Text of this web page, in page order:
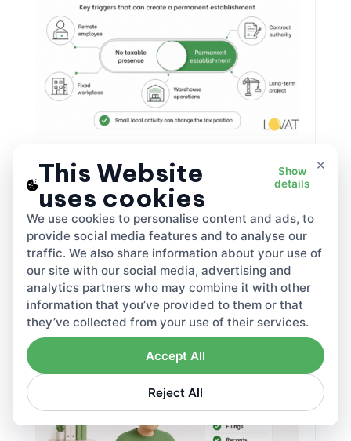
Lovat·Jul 28, 2026· 1588
Explicación de las leyes sobre
facilitadores de mercado para
vendedores de Amazon, Etsy y eBay
Mercados Share this
×
This Website
uses cookies
Show
details
We use cookies to personalise content and ads, to
provide social media features and to analyse our
traffic. We also share information about your use of
our site with our social media, advertising and
analytics partners who may combine it with other
information that you’ve provided to them or that
they’ve collected from your use of their services.
Reject All
Accept All